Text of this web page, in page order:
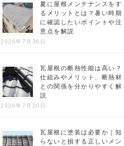
夏に屋根メンテナンスをす
るメリットとは？暑い時期
に確認したいポイントや注
意点を解説
2026年7月30日
瓦屋根の断熱性能は高い？
仕組みやメリット、断熱材
との関係を分かりやすく解
説
2026年7月20日
瓦屋根に塗装は必要か｜知
らないと損する正しいメン